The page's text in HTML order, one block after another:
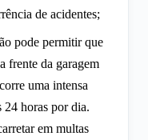
de acidentes;
pode permitir que
frente da garagem
uma intensa
24 horas por dia.
em multas